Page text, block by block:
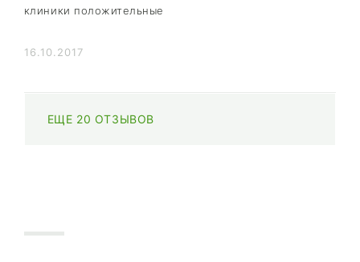
клиники положительные
16.10.2017
ЕЩЕ 20 ОТЗЫВОВ